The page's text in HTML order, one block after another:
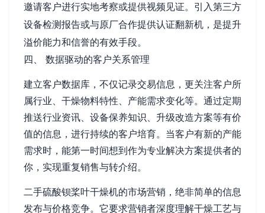
邀请客户进行实地考察或提供视频见证。引入第三方
设备检测报告或与原厂合作提供认证翻新机，是提升
溢价能力和信誉的有效手段。
四、 数据驱动的客户关系管理
建立客户数据库，不仅记录交易信息，更关注客户所
属行业、干燥物料特性、产能需求变化等。通过定期
推送行业资讯、设备保养知识、升级改造方案等有价
值的信息，进行持续的客户培育。当客户有新的产能
需求时，能第一时间想到作为专业解决方案提供者的
你，实现重复销售与转介绍。
二手硫酸钡桨叶干燥机的市场营销，绝非简单的信息
发布与价格竞争。它要求营销者深度理解干燥工艺与